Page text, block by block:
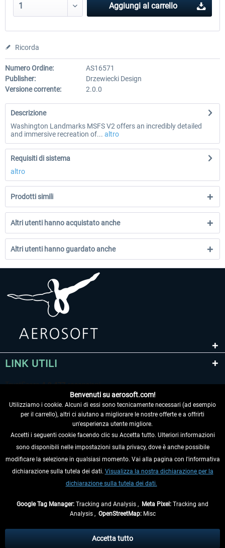
Aggiungi al carrello
Ricorda
Numero Ordine:
AS16571
Publisher:
Drzewiecki Design
Versione corrente:
2.0.0
Descrizione
Washington Landmarks MSFS V2 offers an incredibly detailed
and immersive recreation of... altro
Requisiti di sistema
altro
Prodotti simili
Altri utenti hanno acquistato anche
Altri utenti hanno guardato anche
LINK UTILI
RECEDERE DAL CONTRATTO
INFORMAZIONI
eventualmente le spese di spedizione, se non diversamente descritto.
Benvenuti su aerosoft.com!
Utilizziamo i cookie. Alcuni di essi sono tecnicamente necessari (ad esempio
per il carrello), altri ci aiutano a migliorare le nostre offerte e a offrirti
un'esperienza utente migliore.
Accetti i seguenti cookie facendo clic su Accetta tutto. Ulteriori informazioni
sono disponibili nelle impostazioni sulla privacy, dove è anche possibile
modificare la selezione in qualsiasi momento. Vai alla pagina con l'informativa
dichiarazione sulla tutela dei dati. Visualizza la nostra dichiarazione per la
dichiarazione sulla tutela dei dati.
Google Tag Manager: Tracking and Analysis , Meta Pixel: Tracking and
Analysis , OpenStreetMap:Misc
Accetta tutto